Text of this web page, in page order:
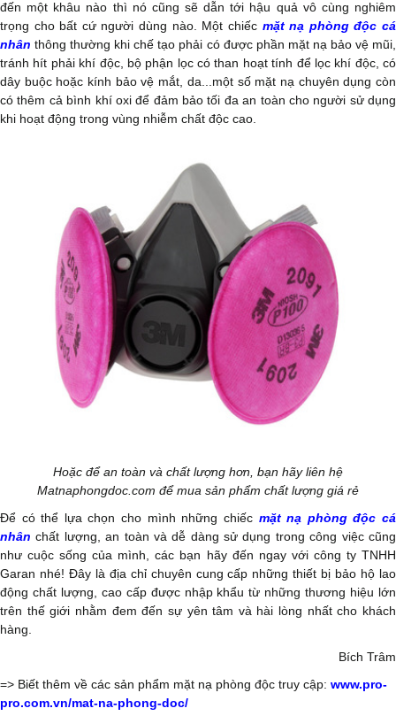
đến một khâu nào thì nó cũng sẽ dẫn tới hậu quả vô cùng nghiêm
trọng cho bất cứ người dùng nào.
Một chiếc mặt nạ phòng độc cá
nhân thông thường khi chế tạo phải có được phần mặt nạ bảo vệ mũi,
tránh hít phải khí độc, bộ phận lọc có than hoạt tính để lọc khí độc, có
dây buộc hoặc kính bảo vệ mắt, da...một số mặt nạ chuyên dụng còn
có thêm cả bình khí oxi để đảm bảo tối đa an toàn cho người sử dụng
khi hoạt động trong vùng nhiễm chất độc cao.
Hoặc để an toàn và chất lượng hơn, bạn hãy liên hệ
Matnaphongdoc.com để mua sản phẩm chất lượng giá rẻ
Để có thể lựa chọn cho mình những chiếc mặt nạ phòng độc cá
nhân chất lượng, an toàn và dễ dàng sử dụng trong công việc cũng
như cuộc sống của mình, các bạn hãy đến ngay với công ty TNHH
Garan nhé! Đây là địa chỉ chuyên cung cấp những thiết bị bảo hộ lao
động chất lượng, cao cấp được nhập khẩu từ những thương hiệu lớn
trên thế giới nhằm đem đến sự yên tâm và hài lòng nhất cho khách
hàng.
Bích Trâm
=> Biết thêm về các sản phẩm mặt nạ phòng độc truy cập: www.pro-
pro.com.vn/mat-na-phong-doc/